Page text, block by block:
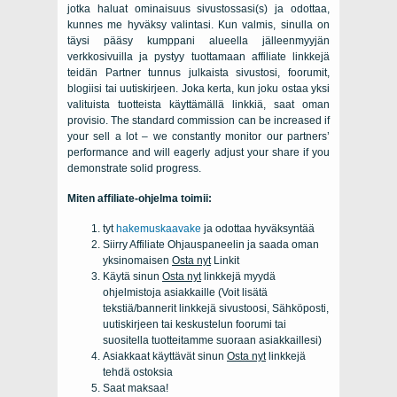
jotka haluat ominaisuus sivustossasi(s) ja odottaa,
kunnes me hyväksy valintasi. Kun valmis, sinulla on
täysi pääsy kumppani alueella jälleenmyyjän
verkkosivuilla ja pystyy tuottamaan affiliate linkkejä
teidän Partner tunnus julkaista sivustosi, foorumit,
blogiisi tai uutiskirjeen. Joka kerta, kun joku ostaa yksi
valituista tuotteista käyttämällä linkkiä, saat oman
provisio.The standard commission can be increased if
your sell a lot – we constantly monitor our partners’
performance and will eagerly adjust your share if you
demonstrate solid progress.
Miten affiliate-ohjelma toimii:
tyt hakemuskaavake ja odottaa hyväksyntää
Siirry Affiliate Ohjauspaneelin ja saada oman
yksinomaisen Osta nytLinkit
Käytä sinun Osta nytlinkkejä myydä
ohjelmistoja asiakkaille (Voit lisätä
tekstiä/bannerit linkkejä sivustoosi, Sähköposti,
uutiskirjeen tai keskustelun foorumi tai
suositella tuotteitamme suoraan asiakkaillesi)
Asiakkaat käyttävät sinun Osta nytlinkkejä
tehdä ostoksia
Saat maksaa!